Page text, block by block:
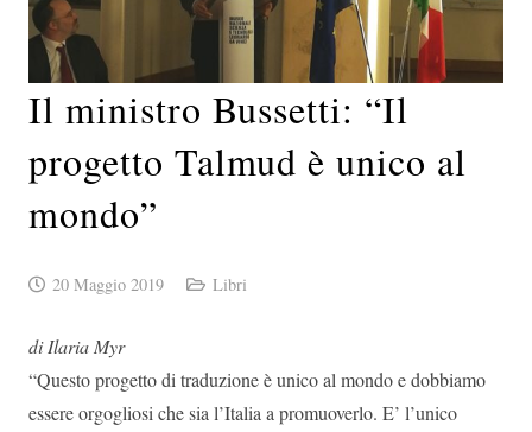
Il ministro Bussetti: “Il
progetto Talmud è unico al
mondo”
20 Maggio 2019 Libri
di Ilaria Myr
“Questo progetto di traduzione è unico al mondo e dobbiamo
essere orgogliosi che sia l’Italia a promuoverlo. E’ l’unico